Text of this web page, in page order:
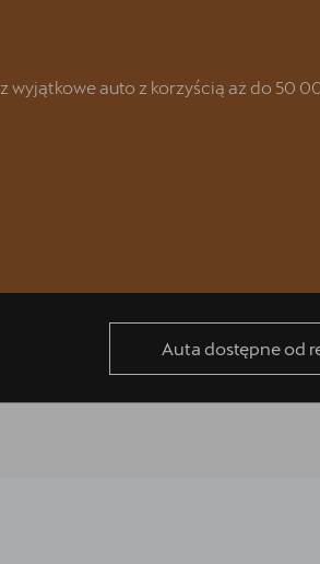
wyjątkowe auto z korzyścią aż do 50
Auta dostępne od
CUPRA